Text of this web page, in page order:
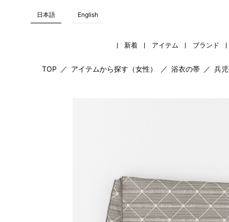
日本語 English
新着 アイテム ブランド
TOP ／ アイテムから探す（女性） ／ 浴衣の帯 ／ 兵